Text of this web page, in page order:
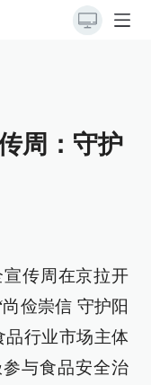
周：守护
传周在京拉开
俭崇信 守护阳
品行业市场主体
与食品安全治